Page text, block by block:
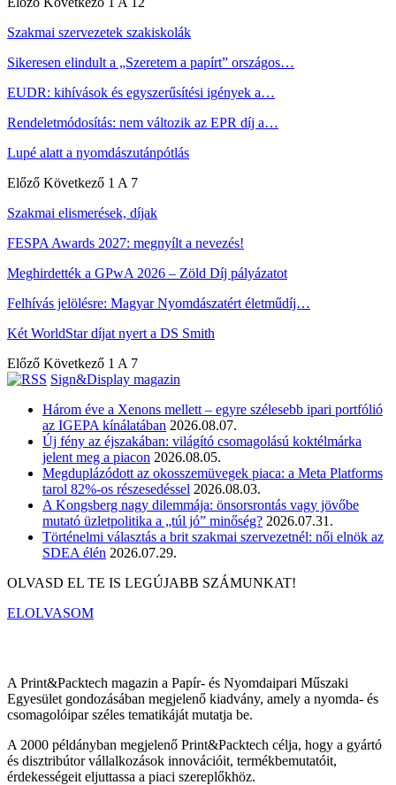
Szakmai szervezetek szakiskolák
Sikeresen elindult a „Szeretem a papírt” országos…
EUDR: kihívások és egyszerűsítési igények a…
Rendeletmódosítás: nem változik az EPR díj a…
Lupé alatt a nyomdászutánpótlás
Előző Következő 1 A 7
Szakmai elismerések, díjak
FESPA Awards 2027: megnyílt a nevezés!
Meghirdették a GPwA 2026 – Zöld Díj pályázatot
Felhívás jelölésre: Magyar Nyomdászatért életműdíj…
Két WorldStar díjat nyert a DS Smith
Előző Következő 1 A 7
Sign&Display magazin
Három éve a Xenons mellett – egyre szélesebb ipari portfólió
az IGEPA kínálatában 2026.08.07.
Új fény az éjszakában: világító csomagolású koktélmárka
jelent meg a piacon 2026.08.05.
Megduplázódott az okosszemüvegek piaca: a Meta Platforms
tarol 82%-os részesedéssel 2026.08.03.
A Kongsberg nagy dilemmája: önsorsrontás vagy jövőbe
mutató üzletpolitika a „túl jó” minőség? 2026.07.31.
Történelmi választás a brit szakmai szervezetnél: női elnök az
SDEA élén 2026.07.29.
OLVASD EL TE IS LEGÚJABB SZÁMUNKAT!
ELOLVASOM
A Print&Packtech magazin a Papír- és Nyomdaipari Műszaki
Egyesület gondozásában megjelenő kiadvány, amely a nyomda- és
csomagolóipar széles tematikáját mutatja be.
A 2000 példányban megjelenő Print&Packtech célja, hogy a gyártó
és disztribútor vállalkozások innovációit, termékbemutatóit,
érdekességeit eljuttassa a piaci szereplőkhöz.